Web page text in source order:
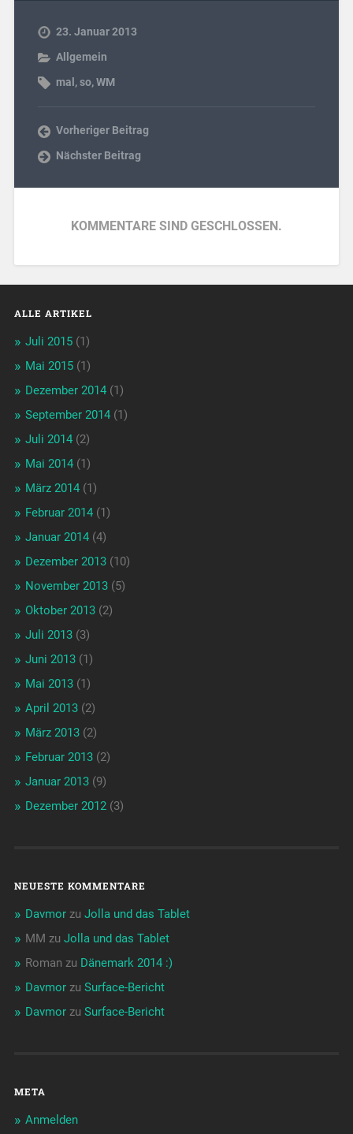
23. Januar 2013
Allgemein
mal ,so,WM
Vorheriger Beitrag
Nächster Beitrag
KOMMENTARE SIND GESCHLOSSEN.
ALLE ARTIKEL
Juli 2015(1)
Mai 2015(1)
Dezember 2014(1)
September 2014(1)
Juli 2014(2)
Mai 2014(1)
März 2014(1)
Februar 2014(1)
Januar 2014(4)
Dezember 2013(10)
November 2013(5)
Oktober 2013(2)
Juli 2013(3)
Juni 2013(1)
Mai 2013(1)
April 2013(2)
März 2013(2)
Februar 2013(2)
Januar 2013(9)
Dezember 2012(3)
NEUESTE KOMMENTARE
Davmorzu Jolla und das Tablet
MM zu Jolla und das Tablet
Roman zu Dänemark 2014 :)
Davmorzu Surface-Bericht
Davmorzu Surface-Bericht
META
Anmelden